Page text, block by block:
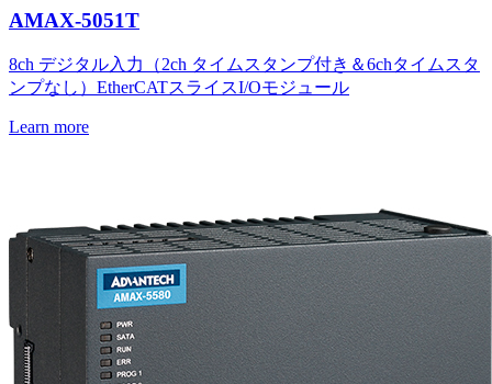
AMAX-5051T
8ch デジタル入力（2ch タイムスタンプ付き＆6chタイムスタ
ンプなし）EtherCATスライスI/Oモジュール
Learn more